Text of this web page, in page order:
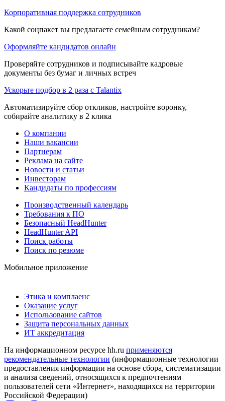
Корпоративная поддержка сотрудников
Какой соцпакет вы предлагаете семейным сотрудникам?
Оформляйте кандидатов онлайн
Проверяйте сотрудников и подписывайте кадровые
документы без бумаг и личных встреч
Ускорьте подбор в 2 раза с Talantix
Автоматизируйте сбор откликов, настройте воронку,
собирайте аналитику в 2 клика
О компании
Наши вакансии
Партнерам
Реклама на сайте
Новости и статьи
Инвесторам
Кандидаты по профессиям
Производственный календарь
Требования к ПО
Безопасный HeadHunter
HeadHunter API
Поиск работы
Поиск по резюме
Мобильное приложение
Этика и комплаенс
Оказание услуг
Использование сайтов
Защита персональных данных
ИТ аккредитация
На информационном ресурсе hh.ru применяются
рекомендательные технологии (информационные технологии
предоставления информации на основе сбора, систематизации
и анализа сведений, относящихся к предпочтениям
пользователей сети «Интернет», находящихся на территории
Российской Федерации)